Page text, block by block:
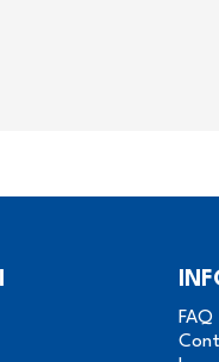
FAQ